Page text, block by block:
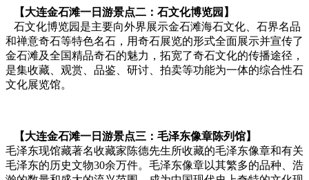
【大连金石滩一日游景点二：石文化博览园】
石文化博览园是主要向外界展示金石滩海石文化、石界名品
和禅意奇石等特色名石，用奇石展览的形式全面展示并宣传了
金石滩及全国精品奇石的魅力，拓宽了奇石文化的传播途径，
是集收藏、观赏、品鉴、研讨、拍卖等功能为一体的综合性石
文化展览馆。
【大连金石滩一日游景点三：毛泽东像章陈列馆】
毛泽东现馆藏著名收藏家陈德先生所收藏的毛泽东像章和有关
毛泽东的历史文物30余万件。毛泽东像章以其繁多的品种、浩